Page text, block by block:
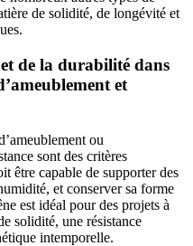
de solidité, de longévité et
de la durabilité dans
et
ou
sont des critères
être capable de supporter des
et conserver sa forme
est idéal pour des projets à
solidité, une résistance
intemporelle.